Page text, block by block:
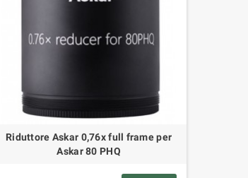
Riduttore Askar 0,76x full frame per
Askar 80 PHQ